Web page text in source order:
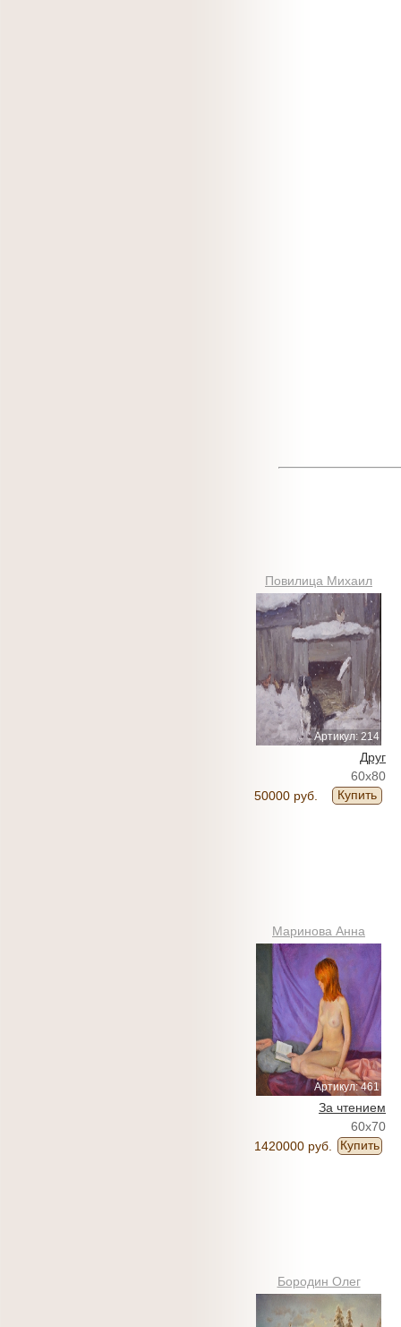
Повилица Михаил
Артикул: 214
Друг
60x80
50000 руб.
Купить
Маринова Анна
Артикул: 461
За чтением
60x70
1420000 руб.
Купить
Бородин Олег